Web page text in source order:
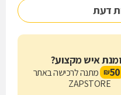
קשר ולהזמין נסיעה או
דעת
איש מקצוע?
50
₪ מתנה לרכישה באתר
ZAPSTORE